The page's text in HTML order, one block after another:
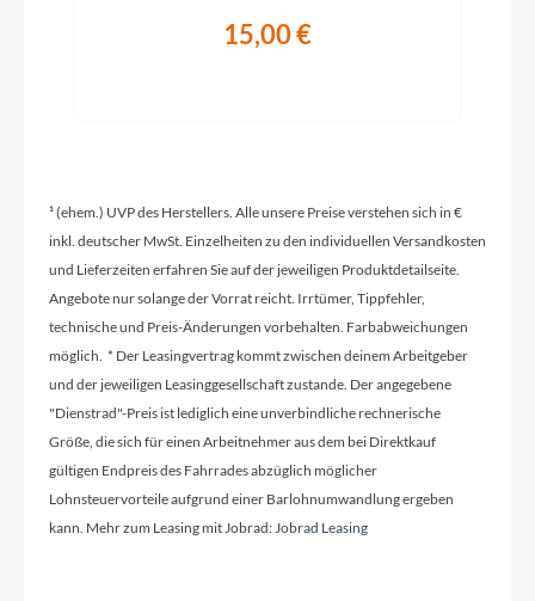
Schaltwerk
Kurbelgarnitur
Shimano GRX FC-RX820, 48x31T
Kassette
Newmen Advanced Gravel Bar 318, Carbon,
15,00 €
¹ (ehem.) UVP des Herstellers. Alle unsere Preise verstehen sich in €
inkl. deutscher MwSt. Einzelheiten zu den individuellen Versandkosten
und Lieferzeiten erfahren Sie auf der jeweiligen Produktdetailseite.
Angebote nur solange der Vorrat reicht. Irrtümer, Tippfehler,
technische und Preis-Änderungen vorbehalten. Farbabweichungen
möglich. * Der Leasingvertrag kommt zwischen deinem Arbeitgeber
und der jeweiligen Leasinggesellschaft zustande. Der angegebene
"Dienstrad"-Preis ist lediglich eine unverbindliche rechnerische
Größe, die sich für einen Arbeitnehmer aus dem bei Direktkauf
gültigen Endpreis des Fahrrades abzüglich möglicher
Lohnsteuervorteile aufgrund einer Barlohnumwandlung ergeben
kann. Mehr zum Leasing mit Jobrad:Jobrad Leasing